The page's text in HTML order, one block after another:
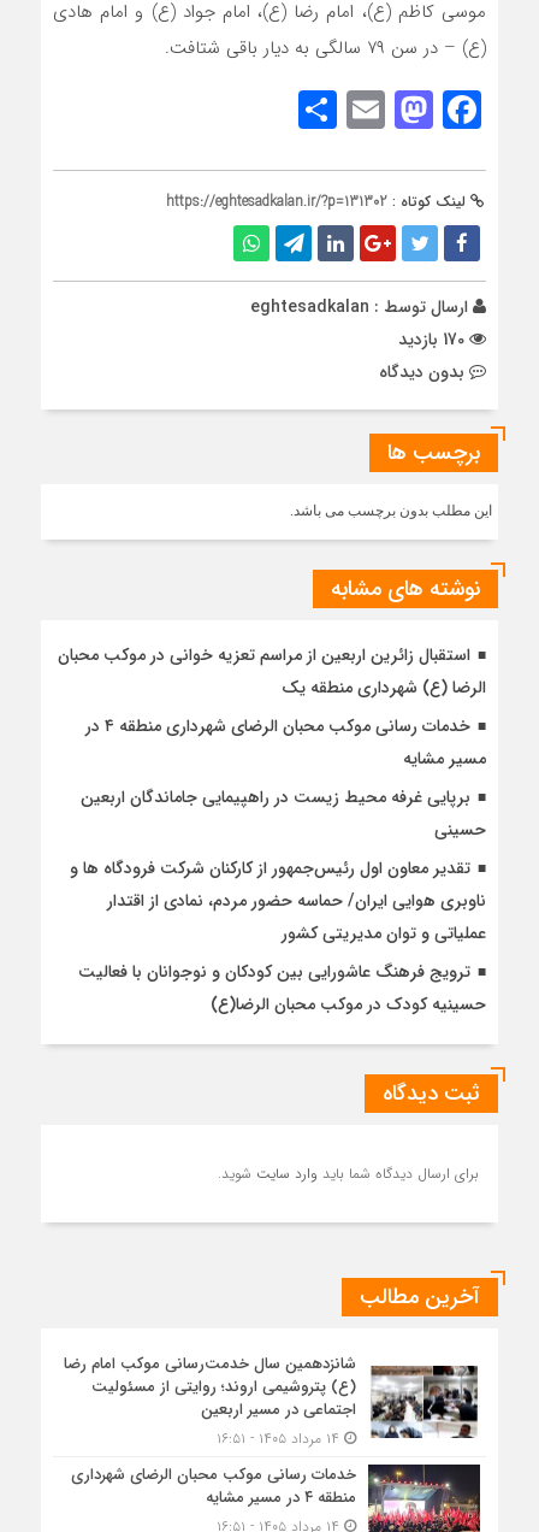
موسی کاظم (ع)، امام رضا (ع)، امام جواد (ع) و امام هادی
(ع) – در سن ۷۹ سالگی به دیار باقی شتافت.
Facebook
Mastodon
Email
لینک کوتاه : https://eghtesadkalan.ir/?p=131302
ارسال توسط : eghtesadkalan
بدون دیدگاه
برچسب ها
این مطلب بدون برچسب می باشد.
نوشته های مشابه
استقبال زائرین اربعین از مراسم تعزیه خوانی در موکب محبان
الرضا (ع) شهرداری منطقه یک
خدمات رسانی موکب محبان الرضای شهرداری منطقه ۴ در
مسیر مشایه
برپایی غرفه محیط زیست در راهپیمایی جاماندگان اربعین
حسینی
تقدیر معاون اول رئیس‌جمهور از کارکنان شرکت فرودگاه ها و
ناوبری هوایی ایران/ حماسه حضور مردم، نمادی از اقتدار
عملیاتی و توان مدیریتی کشور
ترویج فرهنگ عاشورایی بین کودکان و نوجوانان با فعالیت
حسینیه کودک در موکب محبان الرضا(ع)
ثبت دیدگاه
برای ارسال دیدگاه شما باید وارد سایت شوید.
آخرین مطالب
شانزدهمین سال خدمت‌رسانی موکب امام رضا
(ع) پتروشیمی اروند؛ روایتی از مسئولیت
اجتماعی در مسیر اربعین
خدمات رسانی موکب محبان الرضای شهرداری
منطقه ۴ در مسیر مشایه